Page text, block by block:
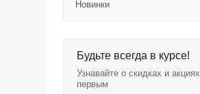
Новинки
Будьте всегда в курсе!
Узнавайте о скидках и акциях
первым